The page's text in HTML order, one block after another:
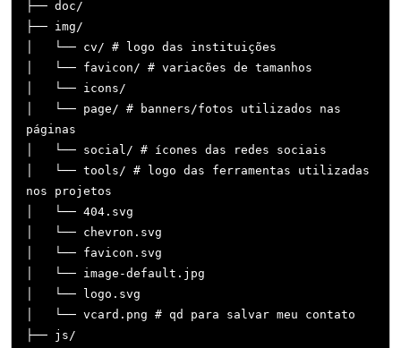
├── doc/
├── img/
│   └── cv/ # logo das instituições
│   └── favicon/ # variacões de tamanhos
│   └── icons/
│   └── page/ # banners/fotos utilizados nas
páginas
│   └── social/ # ícones das redes sociais
│   └── tools/ # logo das ferramentas utilizadas
nos projetos
│   └── 404.svg
│   └── chevron.svg
│   └── favicon.svg
│   └── image-default.jpg
│   └── logo.svg
│   └── vcard.png # qd para salvar meu contato
├── js/